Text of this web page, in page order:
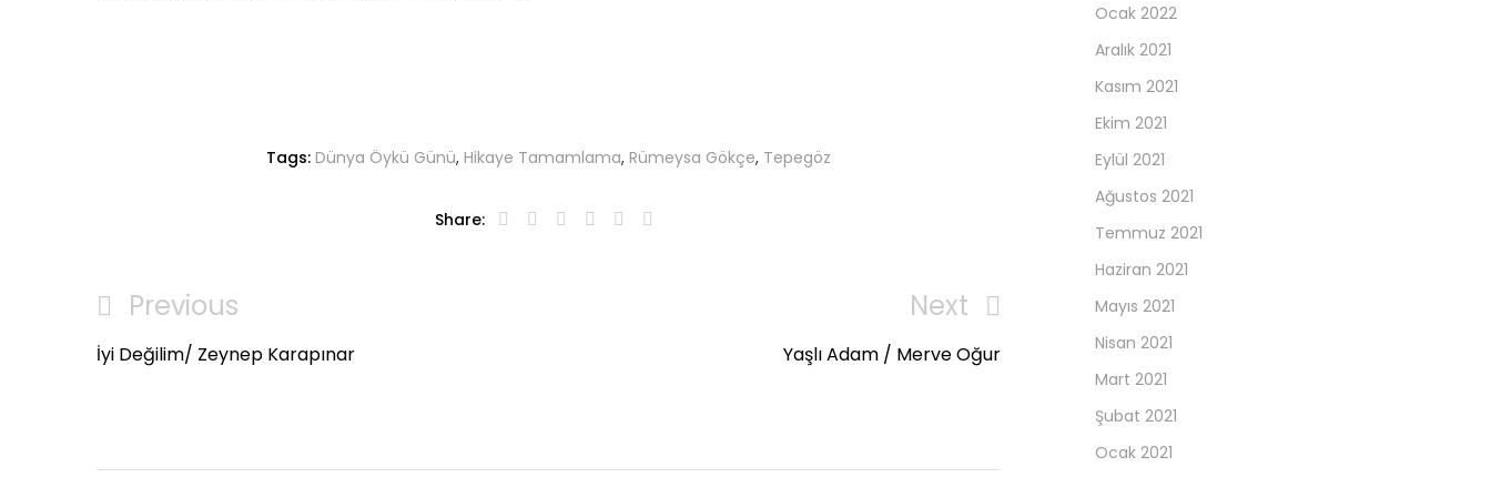
Tags: Dünya Öykü Günü, Hikaye Tamamlama, Rümeysa Gökçe, Tepegöz
Share:
Yazı
gezinmesi
Previous
Post
Previous
İyi Değilim/ Zeynep Karapınar
Next
Post
Next
Yaşlı Adam / Merve Oğur
Ocak 2022
Aralık 2021
Kasım 2021
Ekim 2021
Eylül 2021
Ağustos 2021
Temmuz 2021
Haziran 2021
Mayıs 2021
Nisan 2021
Mart 2021
Şubat 2021
Ocak 2021